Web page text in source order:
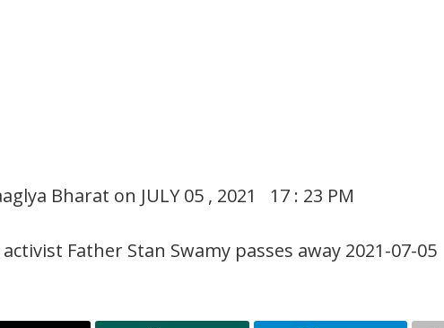
Bharat on JULY 05 , 2021 17 : 23 PM
Father Stan Swamy passes away 2021-07-05